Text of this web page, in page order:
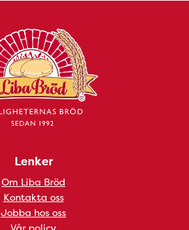
Lenker
Om Liba Bröd
Kontakta oss
Jobba hos oss